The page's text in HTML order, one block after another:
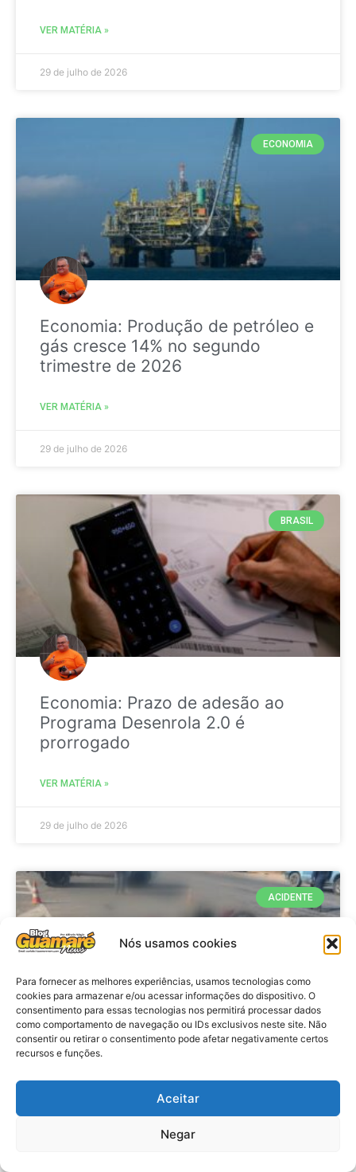
Nós usamos cookies
Para fornecer as melhores experiências, usamos tecnologias como
cookies para armazenar e/ou acessar informações do dispositivo. O
consentimento para essas tecnologias nos permitirá processar dados
como comportamento de navegação ou IDs exclusivos neste site. Não
consentir ou retirar o consentimento pode afetar negativamente certos
recursos e funções.
Aceitar
Negar
VER MATÉRIA »
29 de julho de 2026
ECONOMIA
Economia: Produção de petróleo e
gás cresce 14% no segundo
trimestre de 2026
VER MATÉRIA »
29 de julho de 2026
BRASIL
Economia: Prazo de adesão ao
Programa Desenrola 2.0 é
prorrogado
VER MATÉRIA »
29 de julho de 2026
ACIDENTE
Acidente: A caminho do trabalho
professora se envolve em
acidente e vai a obito na RN 118
no Alto do Rodrigues, RN